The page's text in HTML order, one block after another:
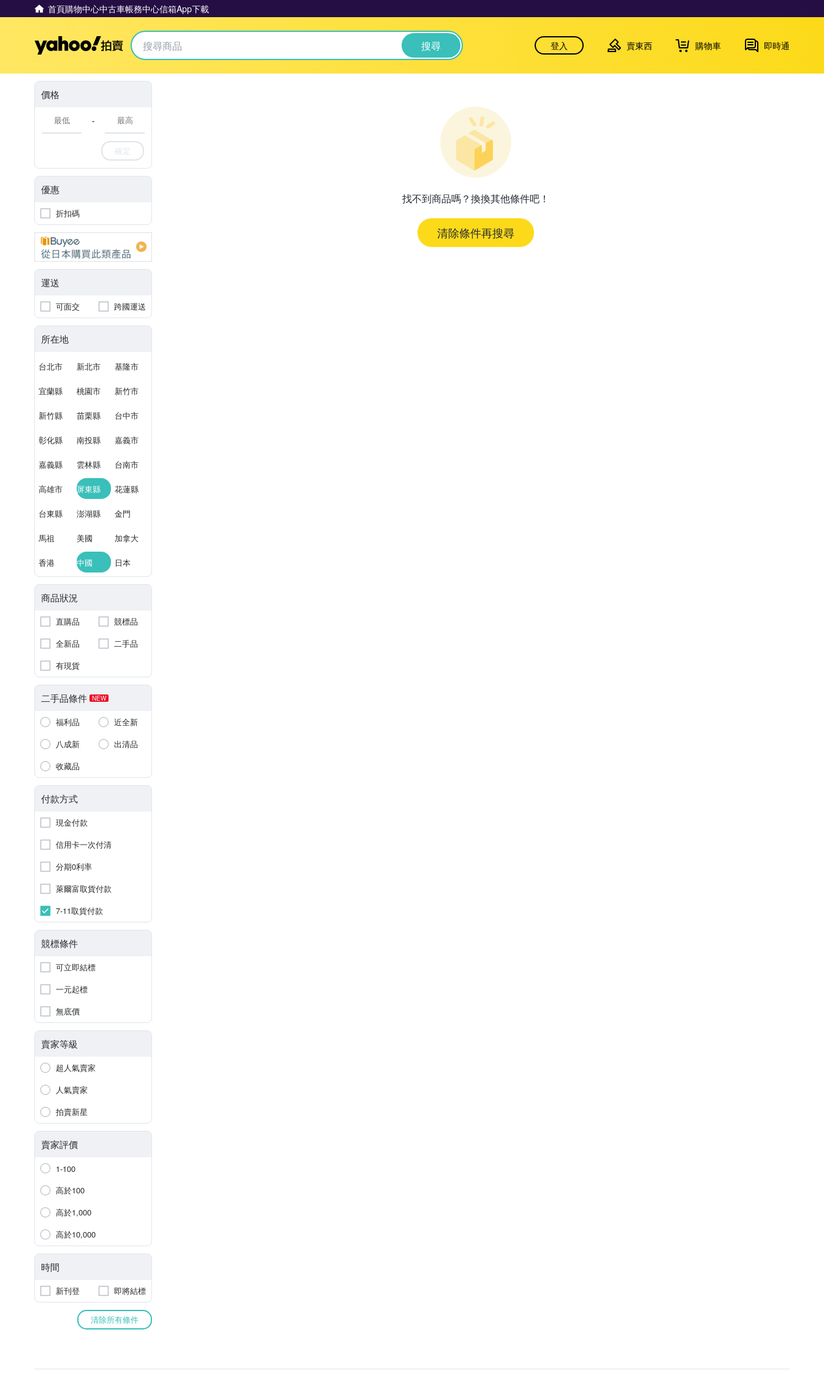
首頁購物中心中古車帳務中心信箱App下載
Yahoo拍賣 搜尋 登入 賣東西 購物車 即時通
價格
-
確定
優惠
折扣碼
運送
可面交 跨國運送
所在地
台北市 新北市 基隆市
宜蘭縣 桃園市 新竹市
新竹縣 苗栗縣 台中市
彰化縣 南投縣 嘉義市
嘉義縣 雲林縣 台南市
高雄市 屏東縣 花蓮縣
台東縣 澎湖縣 金門
馬祖 美國 加拿大
香港 中國 日本
商品狀況
直購品
競標品
全新品
二手品
有現貨
二手品條件 NEW
福利品
近全新
八成新
出清品
收藏品
付款方式
現金付款
信用卡一次付清
分期0利率
萊爾富取貨付款
7-11取貨付款
競標條件
可立即結標
一元起標
無底價
賣家等級
超人氣賣家
人氣賣家
拍賣新星
賣家評價
1-100
高於100
高於1,000
高於10,000
時間
新刊登 即將結標
清除所有條件
找不到商品嗎？換換其他條件吧！
清除條件再搜尋